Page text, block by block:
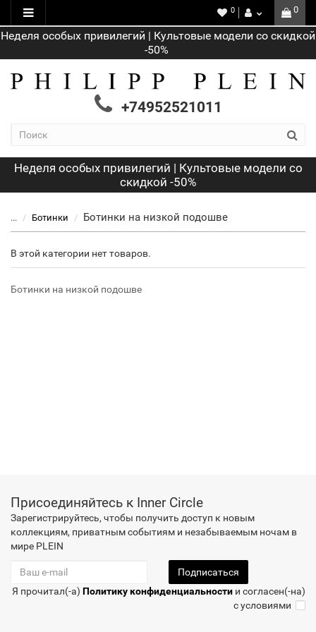
Неделя особых привилегий | Культовые модели со скидкой
-50%
0
0
+74952521011
Неделя особых привилегий | Культовые модели со
скидкой -50%
... Ботинки Ботинки на низкой подошве
В этой категории нет товаров.
Ботинки на низкой подошве
Присоединяйтесь к Inner Circle
Зарегистрируйтесь, чтобы получить доступ к новым
коллекциям, приватным событиям и незабываемым ночам в
мире PLEIN
Подписаться
Я прочитал(-а) Политику конфиденциальности и согласен(-на)
с условиями